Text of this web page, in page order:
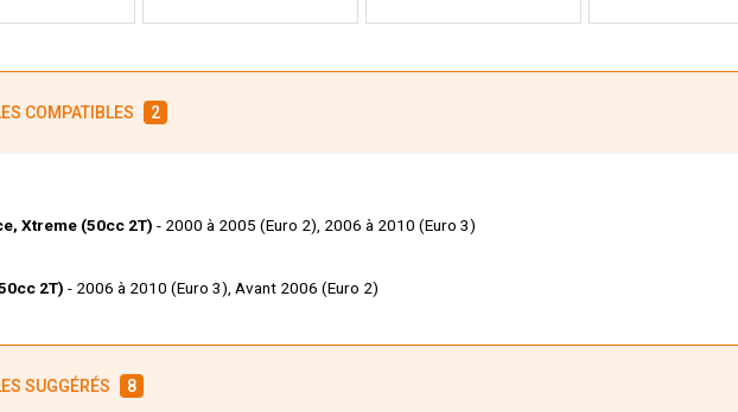
COMPATIBLES 2
Xtreme (50cc 2T) - 2000 à 2005 (Euro 2), 2006 à 2010 (Euro 3)
2T) - 2006 à 2010 (Euro 3), Avant 2006 (Euro 2)
SUGGÉRÉS 8